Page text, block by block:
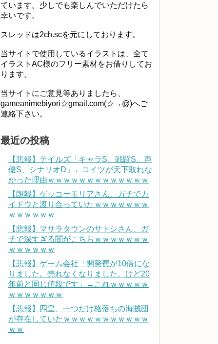
ています。少しでも楽しんでいただけたら
幸いです。
スレッドは2ch.scを元にしております。
当サイトで使用しているイラストは、全て
イラストAC様のフリー素材をお借りしてお
ります。
当サイトにご意見等ありましたら、
gameanimebiyori☆gmail.com(☆→@)へご
連絡下さい。
最近の投稿
【悲報】テイルズ「キャラS、戦闘S、声
優S、シナリオD」←コイツが天下取れな
かった理由ｗｗｗｗｗｗｗｗｗｗｗｗｗ
【朗報】ゲッコーモリアさん、ガチでカ
イドウと渡り合っていたｗｗｗｗｗｗｗ
ｗｗｗｗｗｗ
【悲報】マサラタウンのサトシさん、ガ
チで深すぎる闇がこちらｗｗｗｗｗｗｗ
ｗｗｗｗｗｗ
【悲報】ゲーム会社「開発費が10倍にな
りました。売れなくなりました。けど20
年前と同じ値段です」←これｗｗｗｗｗ
ｗｗｗｗｗｗｗ
【悲報】四皇、一つだけ格落ちの海賊団
が存在していたｗｗｗｗｗｗｗｗｗｗｗ
ｗｗ